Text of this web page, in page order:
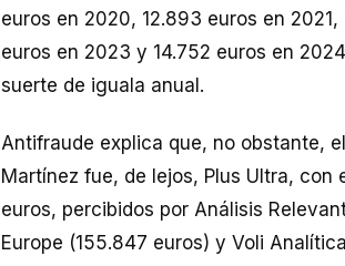
euros en 2020, 12.893 euros en
euros en 2023 y 14.752 euros en
suerte de iguala anual.
Antifraude explica que, no obstante,
Martínez fue, de lejos, Plus Ultra,
euros, percibidos por Análisis
Europe (155.847 euros) y Voli